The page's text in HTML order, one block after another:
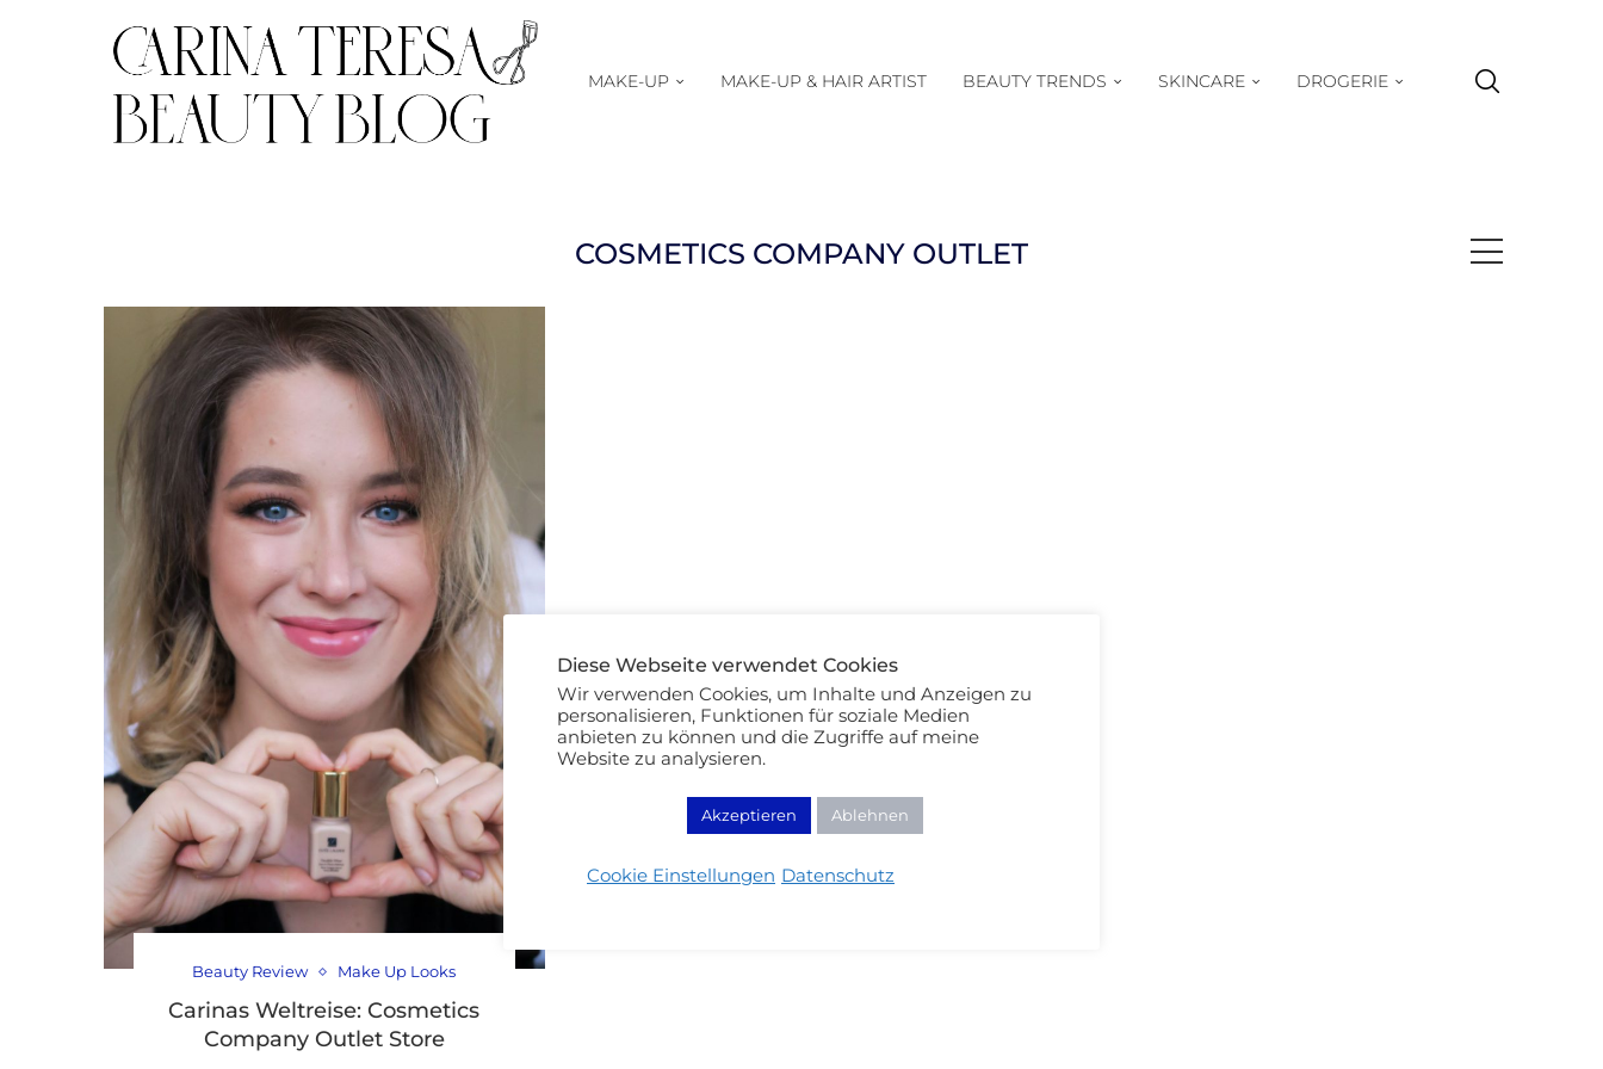
MAKE-UP MAKE-UP & HAIR ARTIST BEAUTY TRENDS SKINCARE DROGERIE
COSMETICS COMPANY OUTLET
Beauty Review Make Up Looks
Carinas Weltreise: Cosmetics
Company Outlet Store
Diese Webseite verwendet Cookies
Wir verwenden Cookies, um Inhalte und Anzeigen zu
personalisieren, Funktionen für soziale Medien
anbieten zu können und die Zugriffe auf meine
Website zu analysieren.
Akzeptieren Ablehnen
Cookie Einstellungen Datenschutz